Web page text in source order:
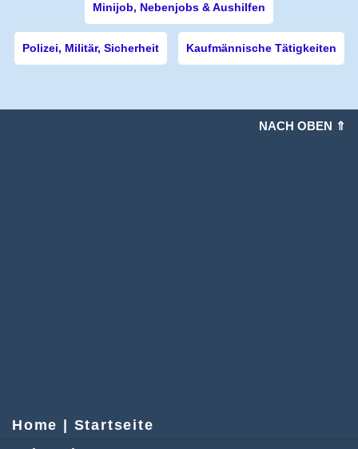
Minijob, Nebenjobs & Aushilfen
Polizei, Militär, Sicherheit Kaufmännische Tätigkeiten
NACH OBEN ⇑
Home | Startseite